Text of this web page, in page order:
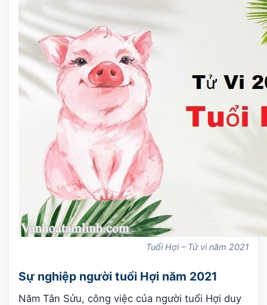
Tuổi Hợi – Tử vi năm 2021
Sự nghiệp người tuổi Hợi năm 2021
Năm Tân Sửu, công việc của người tuổi Hợi duy